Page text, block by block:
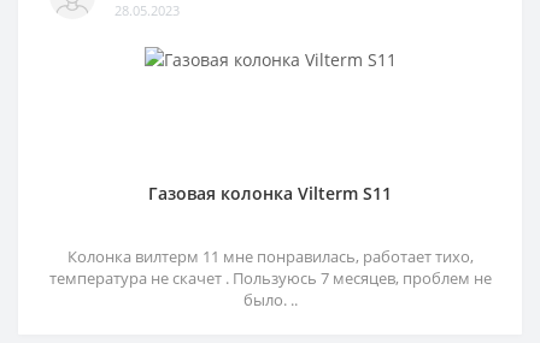
28.05.2023
Газовая колонка Vilterm S11
Колонка вилтерм 11 мне понравилась, работает тихо,
температура не скачет . Пользуюсь 7 месяцев, проблем не
было. ..